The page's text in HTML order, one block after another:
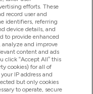
efforts. These
record user and
identifiers, referring
device details, and
to provide enhanced
analyze and improve
content and ads
click “Accept All” this
cookies) for all of
IP address and
but only cookies
to operate, secure